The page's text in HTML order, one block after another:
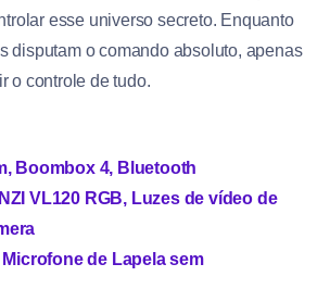
esse universo secreto. Enquanto
disputam o comando absoluto, apenas
o controle de tudo.
Boombox 4, Bluetooth
VL120 RGB, Luzes de vídeo de
de Lapela sem